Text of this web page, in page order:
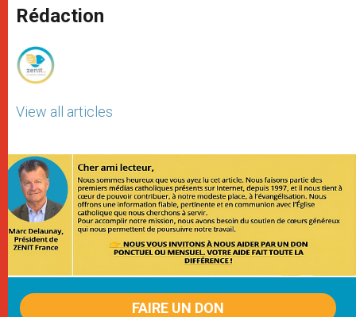
p
p
g
e
o
k
Rédaction
View all articles
FAIRE UN DON